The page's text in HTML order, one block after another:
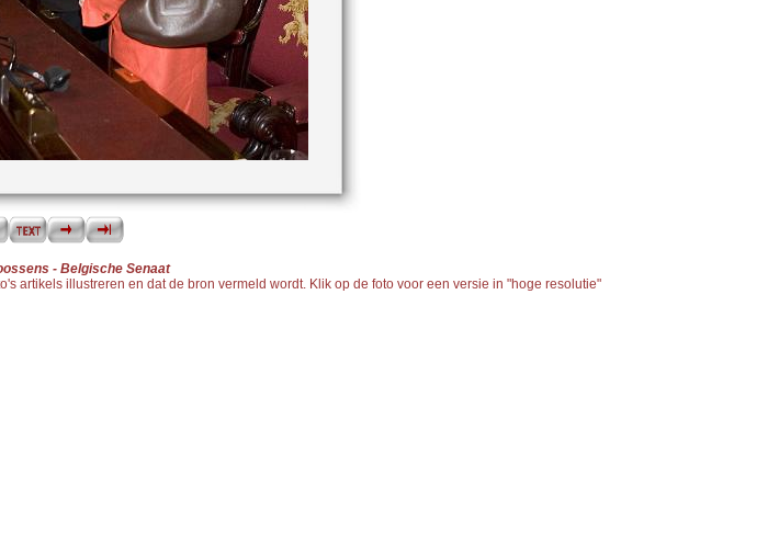
- Belgische Senaat
artikels illustreren en dat de bron vermeld wordt. Klik op de foto voor een versie in "hoge resolutie"